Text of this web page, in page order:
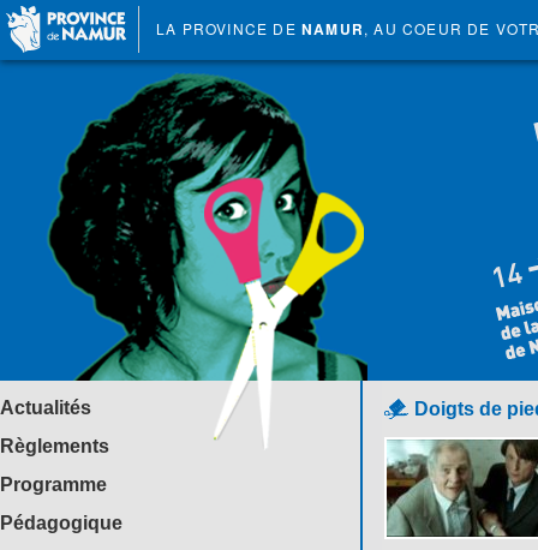
LA PROVINCE DE NAMUR, AU COEUR DE
Actualités
Règlements
Programme
Pédagogique
Doigts de